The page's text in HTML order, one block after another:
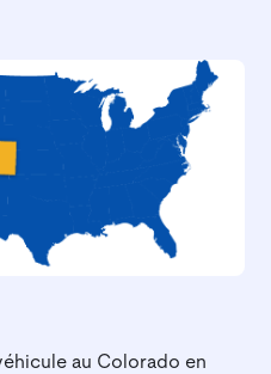
au Colorado en